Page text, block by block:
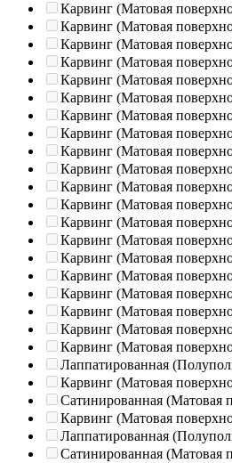
Карвинг (Матовая
Карвинг (Матовая
Карвинг (Матовая
Карвинг (Матовая
Карвинг (Матовая
Карвинг (Матовая
Карвинг (Матовая
Карвинг (Матовая
Карвинг (Матовая
Карвинг (Матовая
Карвинг (Матовая
Карвинг (Матовая
Карвинг (Матовая
Карвинг (Матовая
Карвинг (Матовая
Карвинг (Матовая
Карвинг (Матовая
Карвинг (Матовая
Карвинг (Матовая
Карвинг (Матовая
Лаппатированная
Карвинг (Матовая
Сатинированная (Матовая
Карвинг (Матовая
Лаппатированная
Сатинированная (Матовая